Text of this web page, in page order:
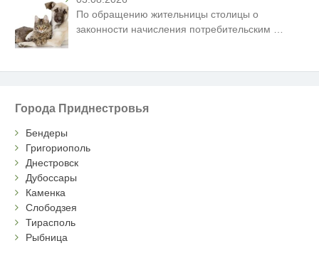
По обращению жительницы столицы о
законности начисления потребительским
Города Приднестровья
Бендеры
Григориополь
Днестровск
Дубоссары
Каменка
Слободзея
Тирасполь
Рыбница